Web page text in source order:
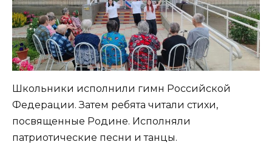
Школьники исполнили гимн Российской
Федерации. Затем ребята читали стихи,
посвященные Родине. Исполняли
патриотические песни и танцы.